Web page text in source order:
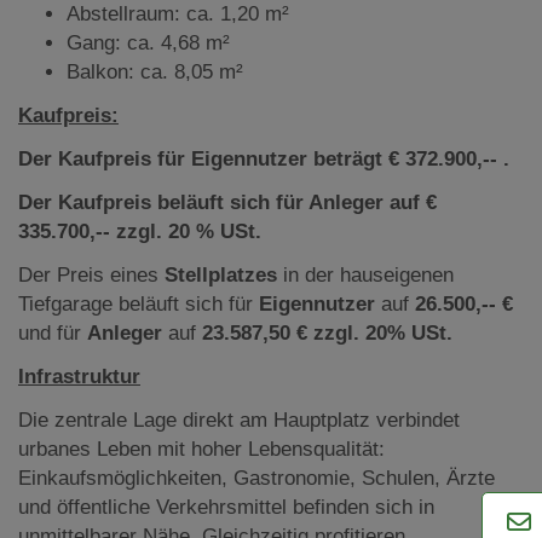
Abstellraum: ca. 1,20 m²
Gang: ca. 4,68 m²
Balkon: ca. 8,05 m²
Kaufpreis:
Der Kaufpreis für Eigennutzer beträgt € 372.900,-- .
Der Kaufpreis beläuft sich für Anleger auf €
335.700,-- zzgl. 20 % USt.
Der Preis eines Stellplatzes in der hauseigenen
Tiefgarage beläuft sich für Eigennutzer auf 26.500,-- €
und für Anleger auf 23.587,50 € zzgl. 20% USt.
Infrastruktur
Die zentrale Lage direkt am Hauptplatz verbindet
urbanes Leben mit hoher Lebensqualität:
Einkaufsmöglichkeiten, Gastronomie, Schulen, Ärzte
und öffentliche Verkehrsmittel befinden sich in